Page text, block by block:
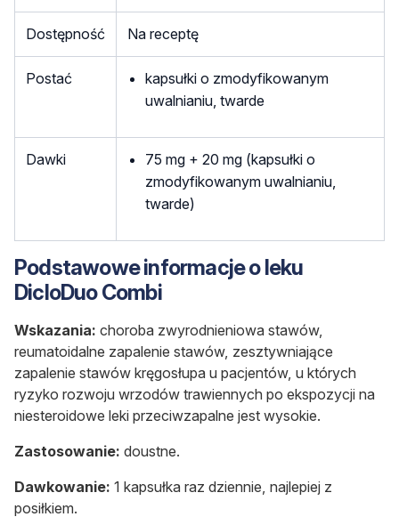
Dostępność Na receptę
Postać
kapsułki o zmodyfikowanym
uwalnianiu, twarde
Dawki
75 mg + 20 mg (kapsułki o
zmodyfikowanym uwalnianiu,
twarde)
Podstawowe informacje o leku
DicloDuo Combi
Wskazania: choroba zwyrodnieniowa stawów,
reumatoidalne zapalenie stawów, zesztywniające
zapalenie stawów kręgosłupa u pacjentów, u których
ryzyko rozwoju wrzodów trawiennych po ekspozycji na
niesteroidowe leki przeciwzapalne jest wysokie.
Zastosowanie: doustne.
Dawkowanie: 1 kapsułka raz dziennie, najlepiej z
posiłkiem.